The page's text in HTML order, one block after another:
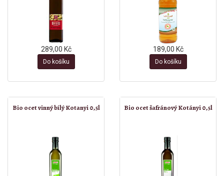
289,00 Kč
Do košíku
189,00 Kč
Do košíku
Bio ocet vinný bílý Kotanyi 0,5l Bio ocet šafránový Kotányi 0,5l